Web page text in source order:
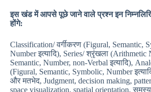
इस खंड में आपसे पूछे जाने वाले प्रश्न इन
होंगे:
Classification/ वर्गीकरण (Figural, Semantic,
Number इत्यादि), Series/ श्रृंखला (Arithmetic
Semantic, Number, non-Verbal इत्यादि),
(Figural, Semantic, Symbolic, Number
और मतभेद, Judgment, decision making,
space visualization, spatial orientation,